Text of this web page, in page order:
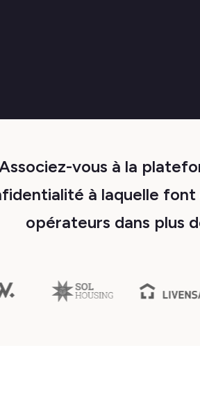
vous à la
à laquelle
opérateurs dans plus